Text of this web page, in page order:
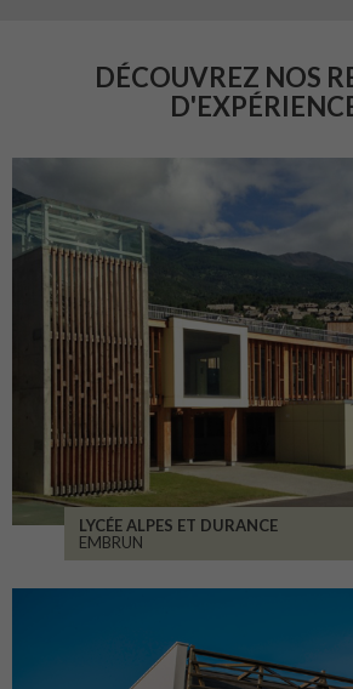
DÉCOUVREZ NOS
LYCÉE ALPES ET DURANCE
EMBRUN